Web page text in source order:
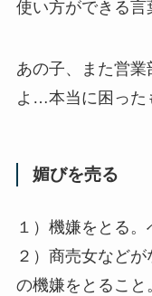
使い方ができる言
あの子、また営
よ…本当に困った
媚びを売る
１）機嫌をとる。
２）商売女など
の機嫌をとること